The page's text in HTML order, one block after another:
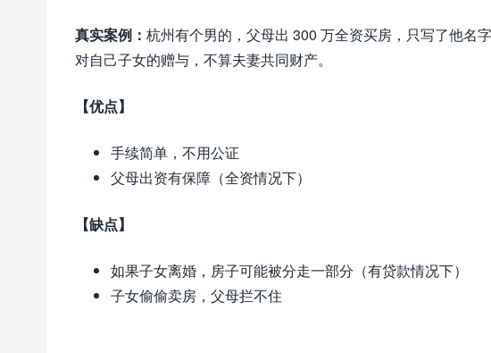
真实案例： 杭州有个男的，父母出 300 万全资买房，只写了他名
对自己子女的赠与，不算夫妻共同财产。
【优点】
手续简单，不用公证
父母出资有保障（全资情况下）
【缺点】
如果子女离婚，房子可能被分走一部分（有贷款情况下）
子女偷偷卖房，父母拦不住